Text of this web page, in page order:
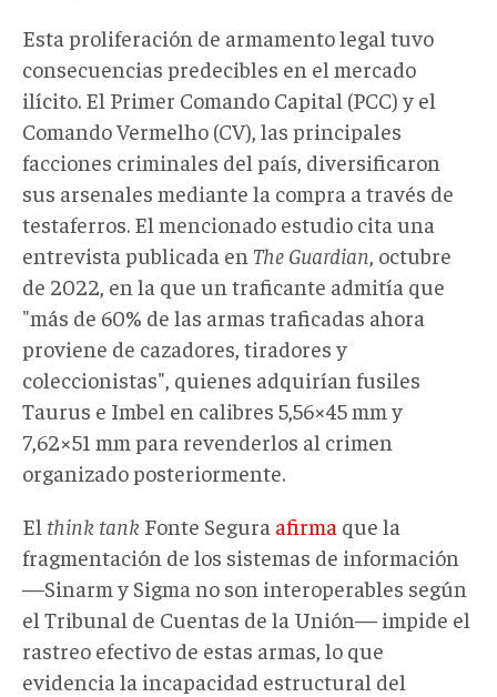
Esta proliferación de armamento legal tuvo
consecuencias predecibles en el mercado
ilícito. El Primer Comando Capital (PCC) y el
Comando Vermelho (CV), las principales
facciones criminales del país, diversificaron
sus arsenales mediante la compra a través de
testaferros. El mencionado estudio cita una
entrevista publicada en The Guardian, octubre
de 2022, en la que un traficante admitía que
"más de 60% de las armas traficadas ahora
proviene de cazadores, tiradores y
coleccionistas", quienes adquirían fusiles
Taurus e Imbel en calibres 5,56×45 mm y
7,62×51 mm para revenderlos al crimen
organizado posteriormente.
El think tank Fonte Segura afirma que la
fragmentación de los sistemas de información
—Sinarm y Sigma no son interoperables según
el Tribunal de Cuentas de la Unión— impide el
rastreo efectivo de estas armas, lo que
evidencia la incapacidad estructural del